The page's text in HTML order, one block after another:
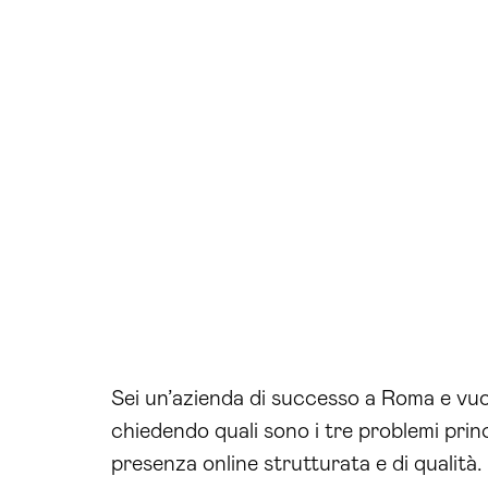
Sei un’azienda di successo a Roma e
chiedendo quali sono i tre problemi
presenza online strutturata e di